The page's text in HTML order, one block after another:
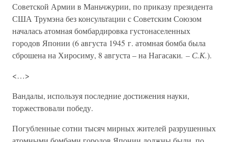
Советской Армии в Маньчжурии, по приказу президента
США Трумэна без консультации с Советским Союзом
началась атомная бомбардировка густонаселенных
городов Японии (6 августа 1945 г. атомная бомба была
сброшена на Хиросиму, 8 августа – на Нагасаки. – С.К.).
<…>
Вандалы, используя последние достижения науки,
торжествовали победу.
Погубленные сотни тысяч мирных жителей разрушенных